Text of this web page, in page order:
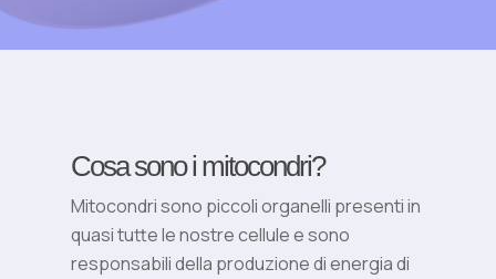
Cosa sono i mitocondri?
Mitocondri sono piccoli organelli presenti in
quasi tutte le nostre cellule e sono
responsabili della produzione di energia di